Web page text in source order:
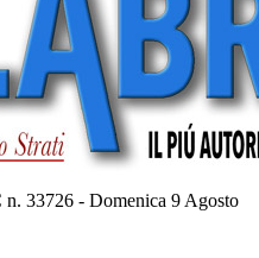
33726 - Domenica 9 Agosto